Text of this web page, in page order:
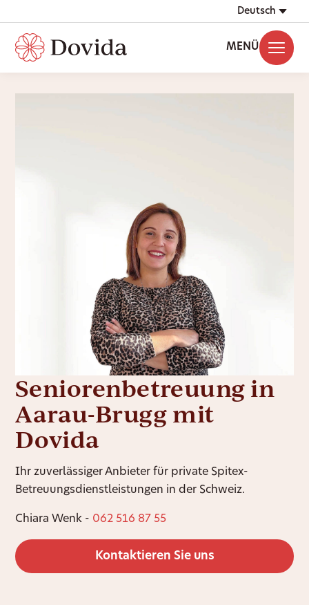
Deutsch
MENÜ
Seniorenbetreuung in
Aarau-Brugg mit
Dovida
Ihr zuverlässiger Anbieter für private Spitex-
Betreuungsdienstleistungen in der Schweiz.
Chiara Wenk - 062 516 87 55
Kontaktieren Sie uns